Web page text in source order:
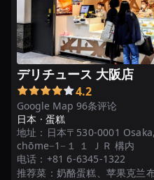
デリチュース 大阪店
Google Map 96条评论
4.2
日本 · 蛋糕
地址： 日本〒530-0001
chōme−1−１ １ ＪＲ 構内
电话： +81 6-6345-1322
推荐菜： 奶酪蛋糕、苹果克兰